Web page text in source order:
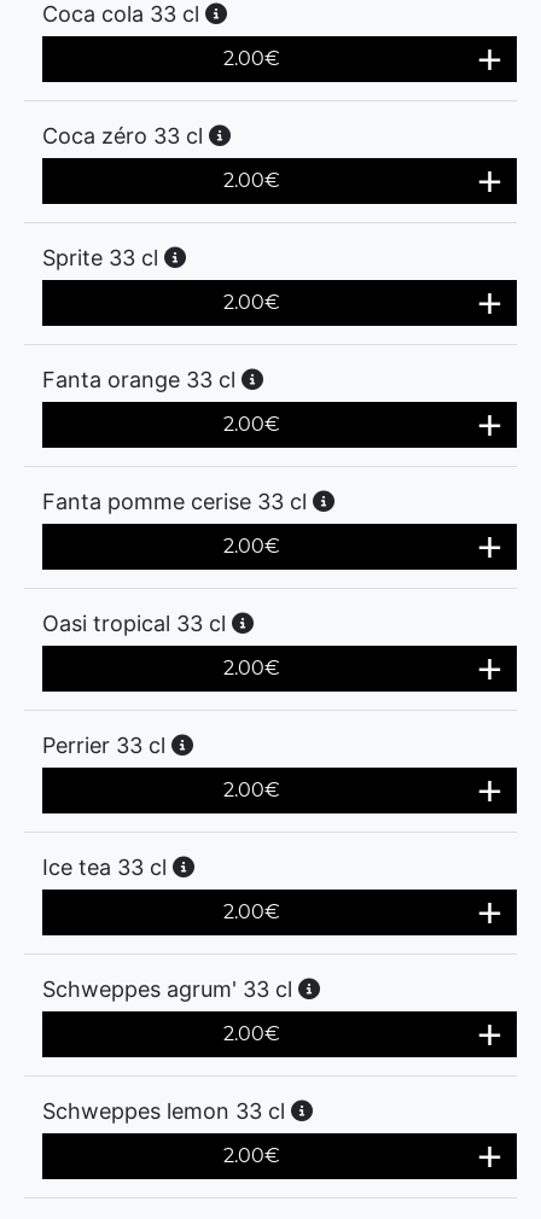
Coca cola 33 cl
2.00€
Coca zéro 33 cl
2.00€
Sprite 33 cl
2.00€
Fanta orange 33 cl
2.00€
Fanta pomme cerise 33 cl
2.00€
Oasi tropical 33 cl
2.00€
Perrier 33 cl
2.00€
Ice tea 33 cl
2.00€
Schweppes agrum' 33 cl
2.00€
Schweppes lemon 33 cl
2.00€